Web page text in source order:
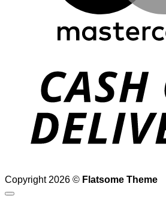
Copyright 2026 © Flatsome Theme